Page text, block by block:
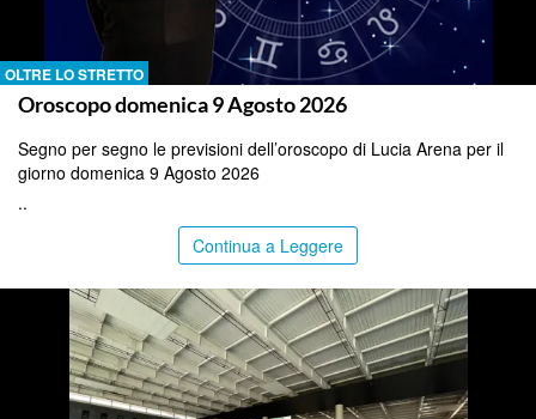
OLTRE LO STRETTO
Oroscopo domenica 9 Agosto 2026
Segno per segno le previsioni dell’oroscopo di Lucia Arena per il
giorno domenica 9 Agosto 2026
..
Continua a Leggere